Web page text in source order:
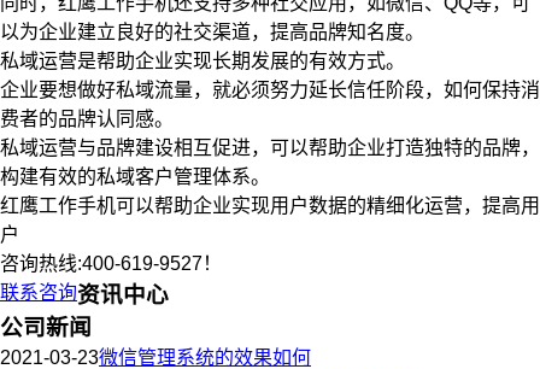
以为企业建立良好的社交渠道，提高品牌知名度。
私域运营是帮助企业实现长期发展的有效方式。
企业要想做好私域流量，就必须努力延长信任阶段，如何保持消
费者的品牌认同感。
私域运营与品牌建设相互促进，可以帮助企业打造独特的品牌，
构建有效的私域客户管理体系。
红鹰工作手机可以帮助企业实现用户数据的精细化运营，提高用
户
咨询热线:400-619-9527！
联系咨询资讯中心
公司新闻
2021-03-23微信管理系统的效果如何